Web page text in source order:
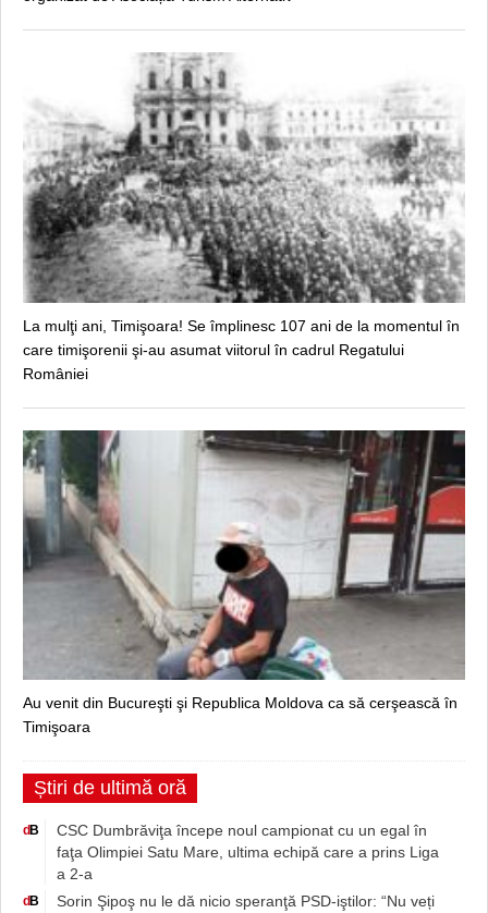
La mulţi ani, Timişoara! Se împlinesc 107 ani de la momentul în
care timişorenii şi-au asumat viitorul în cadrul Regatului
României
Au venit din Bucureşti şi Republica Moldova ca să cerşească în
Timişoara
Știri de ultimă oră
d B
CSC Dumbrăviţa începe noul campionat cu un egal în
faţa Olimpiei Satu Mare, ultima echipă care a prins Liga
a 2-a
d B
Sorin Şipoş nu le dă nicio speranţă PSD-iştilor: “Nu veți